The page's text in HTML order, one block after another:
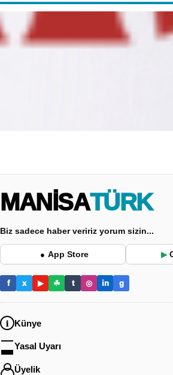
MANİSA TÜRK
Biz sadece haber veririz yorum sizin...
● App Store ▶
f x ▶ ☘ t ◎ in g
Künye
Yasal Uyarı
Üyelik